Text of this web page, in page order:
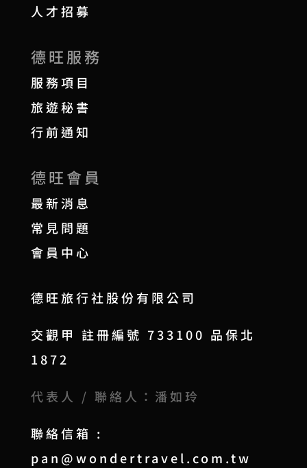
人才招募
德旺服務
服務項目
旅遊秘書
行前通知
德旺會員
最新消息
常見問題
會員中心
德旺旅行社股份有限公司
交觀甲 註冊編號 733100 品保北
1872
代表人 / 聯絡人：潘如玲
聯絡信箱 :
pan@wondertravel.com.tw